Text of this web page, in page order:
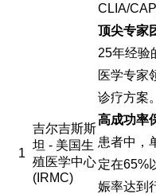
1
吉尔吉斯斯
坦 - 美国生
殖医学中心
(IRMC)
CLIA/
顶尖专家
25年经验
医学专家
诊疗方案。
高成功率
患者中，
定在65%
娠率达到